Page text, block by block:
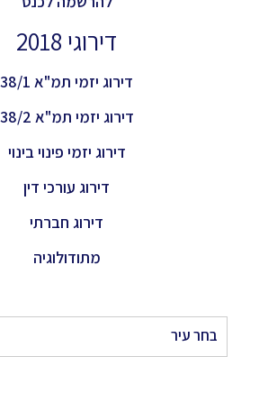
דירוגי 2018
דירוג יזמי תמ"א 38/1
דירוג יזמי תמ"א 38/2
דירוג יזמי פינוי בינוי
דירוג עורכי דין
דירוג חברתי
מתודולוגיה